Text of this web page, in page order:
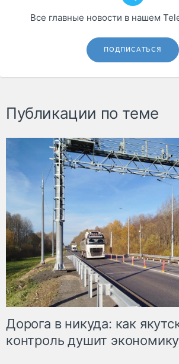
Все главные новости в нашем
ПОДПИСАТЬСЯ
Публикации по теме
Дорога в никуда: как
контроль душит экономику